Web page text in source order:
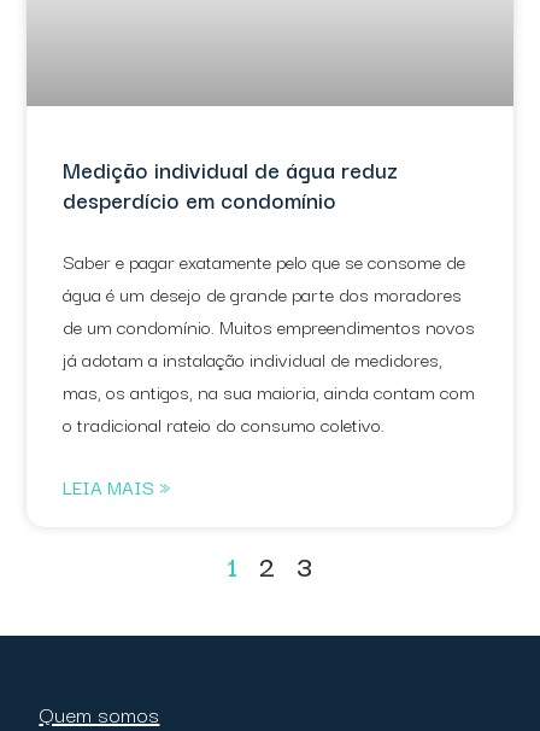
Medição individual de água reduz
desperdício em condomínio
Saber e pagar exatamente pelo que se consome de
água é um desejo de grande parte dos moradores
de um condomínio. Muitos empreendimentos novos
já adotam a instalação individual de medidores,
mas, os antigos, na sua maioria, ainda contam com
o tradicional rateio do consumo coletivo.
LEIA MAIS »
1 2 3
Quem somos